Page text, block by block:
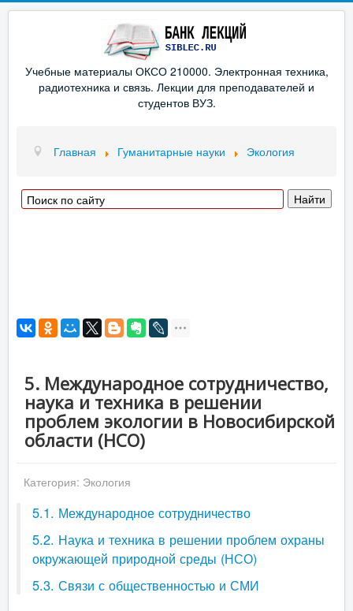
Учебные материалы ОКСО 210000. Электронная техника,
радиотехника и связь. Лекции для преподавателей и
студентов ВУЗ.
Главная Гуманитарные науки Экология
5. Международное сотрудничество,
наука и техника в решении
проблем экологии в Новосибирской
области (НСО)
Категория: Экология
5.1. Международное сотрудничество
5.2. Наука и техника в решении проблем охраны
окружающей природной среды (НСО)
5.3. Связи с общественностью и СМИ